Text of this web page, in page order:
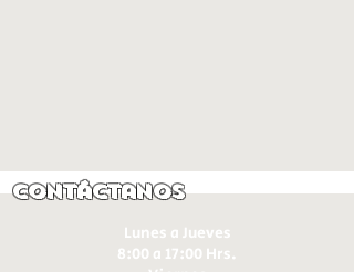
Contáctanos
Lunes a Jueves
8:00 a 17:00 Hrs.